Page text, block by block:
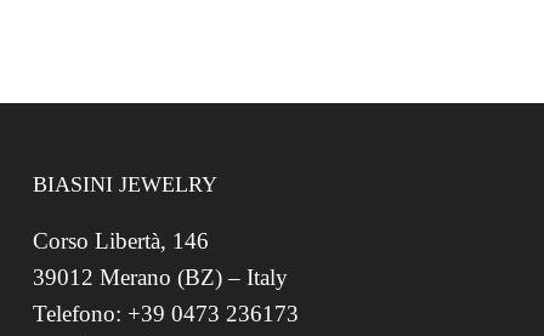
BIASINI JEWELRY
Corso Libertà, 146
39012 Merano (BZ) – Italy
Telefono: +39 0473 236173